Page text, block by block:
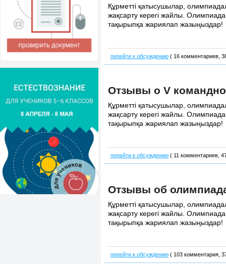
Құрметті қатысушылар,
жақсарту керегі жайлы.
тақырыпқа жариялап жазыңыздар!
перейти к обсуждению ( 16 комментариев,
Отзывы о V
Құрметті қатысушылар,
жақсарту керегі жайлы.
тақырыпқа жариялап жазыңыздар!
перейти к обсуждению ( 11 комментариев,
Отзывы об
Құрметті қатысушылар,
жақсарту керегі жайлы.
тақырыпқа жариялап жазыңыздар!
перейти к обсуждению ( 103 комментария,